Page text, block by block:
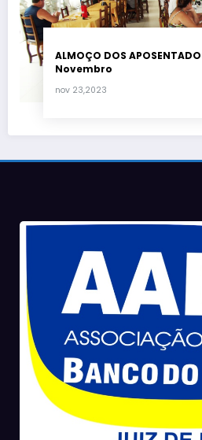
ALMOÇO DOS
Novembro
nov 23,2023